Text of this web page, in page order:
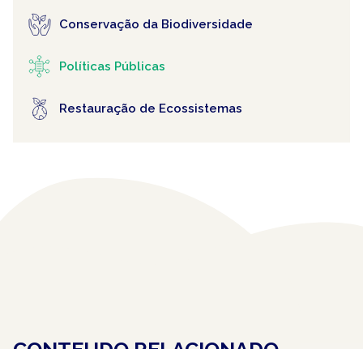
Conservação da Biodiversidade
Políticas Públicas
Restauração de Ecossistemas